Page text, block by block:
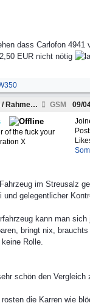
dass Carlofon 4941
EUR nicht nötig
Re: Selbst ist der Mann / Rahmen restaurieren GSM 09/
of the fuck your
X
im Streusalz
und gelegentlicher
kann man
bringt nix,
Rolle.
schön den Vergleich
rosten die Karren wie